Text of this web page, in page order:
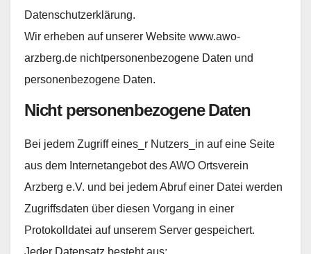
Datenschutzerklärung.
Wir erheben auf unserer Website www.awo-
arzberg.de nichtpersonenbezogene Daten und
personenbezogene Daten.
Nicht personenbezogene Daten
Bei jedem Zugriff eines_r Nutzers_in auf eine Seite
aus dem Internetangebot des AWO Ortsverein
Arzberg e.V. und bei jedem Abruf einer Datei werden
Zugriffsdaten über diesen Vorgang in einer
Protokolldatei auf unserem Server gespeichert.
Jeder Datensatz besteht aus: